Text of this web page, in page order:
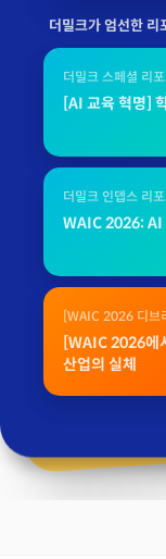
더밀크가 엄선한 리
더밀크 스페셜 리
[AI 교육 혁명]
더밀크 인뎁스 리
WAIC 2026: AI
[WAIC 2026 디브
[WAIC 2026에
산업의 실체